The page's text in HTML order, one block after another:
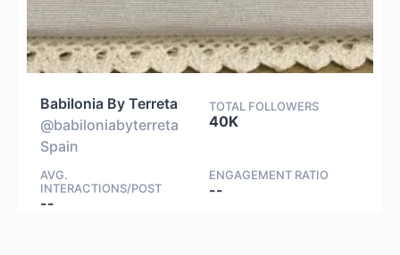
Babilonia By Terreta
@babiloniabyterreta
Spain
TOTAL FOLLOWERS
40K
AVG.
INTERACTIONS/POST
--
ENGAGEMENT RATIO
--